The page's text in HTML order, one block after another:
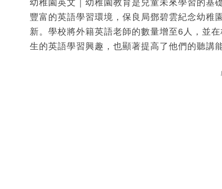
幼稚園英文｜幼稚園教育是兒童未來學習的基
豐富的英語學習環境，保良局鄧碧雲紀念幼稚
新。學校將外籍英語老師的數量增至6人，並
生的英語學習興趣，也顯著提高了他們的聽講